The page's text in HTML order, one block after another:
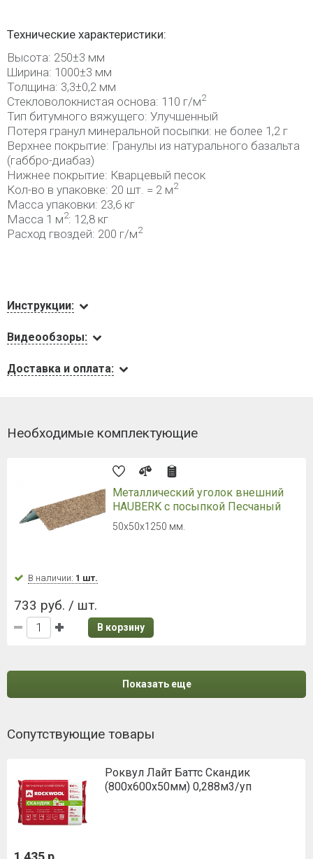
Технические характеристики:
Высота: 250±3 мм
Ширина: 1000±3 мм
Толщина: 3,3±0,2 мм
Стекловолокнистая основа: 110 г/м2
Тип битумного вяжущего: Улучшенный
Потеря гранул минеральной посыпки: не более 1,2 г
Верхнее покрытие: Гранулы из натурального базальта
(габбро-диабаз)
Нижнее покрытие: Кварцевый песок
Кол-во в упаковке: 20 шт. = 2 м2
Масса упаковки: 23,6 кг
Масса 1 м2: 12,8 кг
Расход гвоздей: 200 г/м2
Инструкции:
Видеообзоры:
Доставка и оплата:
Необходимые комплектующие
Металлический уголок внешний
HAUBERK с посыпкой Песчаный
50х50х1250 мм.
В наличии: 1 шт.
733 руб. / шт.
В корзину
Показать еще
Сопутствующие товары
Роквул Лайт Баттс Скандик
(800х600х50мм) 0,288м3/уп